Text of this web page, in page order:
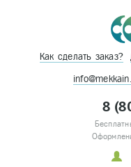
Как сделать заказ?
8